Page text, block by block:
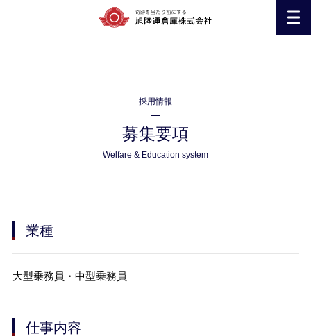
採用情報
募集要項
Welfare & Education system
業種
大型乗務員・中型乗務員
仕事内容